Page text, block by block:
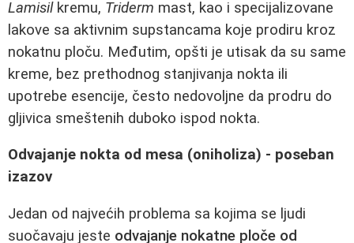
Lamisilkremu, Triderm mast, kao i specijalizovane
lakove sa aktivnim supstancama koje prodiru kroz
nokatnu ploču. Međutim, opšti je utisak da su same
kreme, bez prethodnog stanjivanja nokta ili
upotrebe esencije, često nedovoljne da prodru do
gljivica smeštenih duboko ispod nokta.
Odvajanje nokta od mesa (oniholiza) - poseban
izazov
Jedan od najvećih problema sa kojima se ljudi
suočavaju jeste odvajanje nokatne ploče od